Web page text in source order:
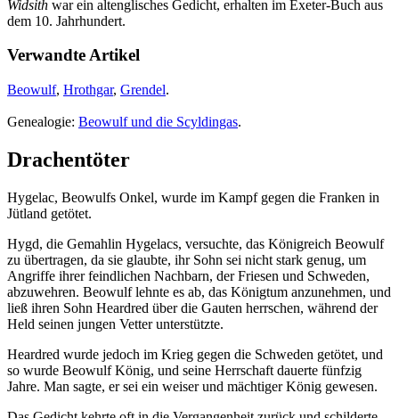
Widsith war ein altenglisches Gedicht, erhalten im Exeter-Buch aus
dem 10. Jahrhundert.
Verwandte Artikel
Beowulf, Hrothgar, Grendel.
Genealogie: Beowulf und die Scyldingas.
Drachentöter
Hygelac, Beowulfs Onkel, wurde im Kampf gegen die Franken in
Jütland getötet.
Hygd, die Gemahlin Hygelacs, versuchte, das Königreich Beowulf
zu übertragen, da sie glaubte, ihr Sohn sei nicht stark genug, um
Angriffe ihrer feindlichen Nachbarn, der Friesen und Schweden,
abzuwehren. Beowulf lehnte es ab, das Königtum anzunehmen, und
ließ ihren Sohn Heardred über die Gauten herrschen, während der
Held seinen jungen Vetter unterstützte.
Heardred wurde jedoch im Krieg gegen die Schweden getötet, und
so wurde Beowulf König, und seine Herrschaft dauerte fünfzig
Jahre. Man sagte, er sei ein weiser und mächtiger König gewesen.